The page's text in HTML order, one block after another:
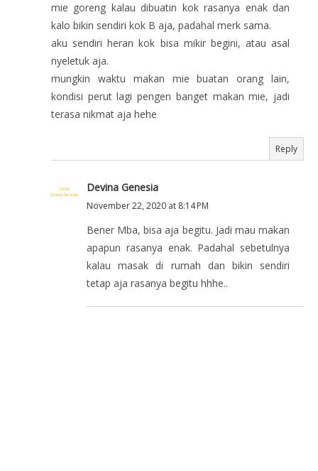
mie goreng kalau dibuatin kok rasanya enak dan
kalo bikin sendiri kok B aja, padahal merk sama.
aku sendiri heran kok bisa mikir begini, atau asal
nyeletuk aja.
mungkin waktu makan mie buatan orang lain,
kondisi perut lagi pengen banget makan mie, jadi
terasa nikmat aja hehe
Reply
Devina Genesia
November 22, 2020 at 8:14 PM
Bener Mba, bisa aja begitu. Jadi mau makan
apapun rasanya enak. Padahal sebetulnya
kalau masak di rumah dan bikin sendiri
tetap aja rasanya begitu hhhe..